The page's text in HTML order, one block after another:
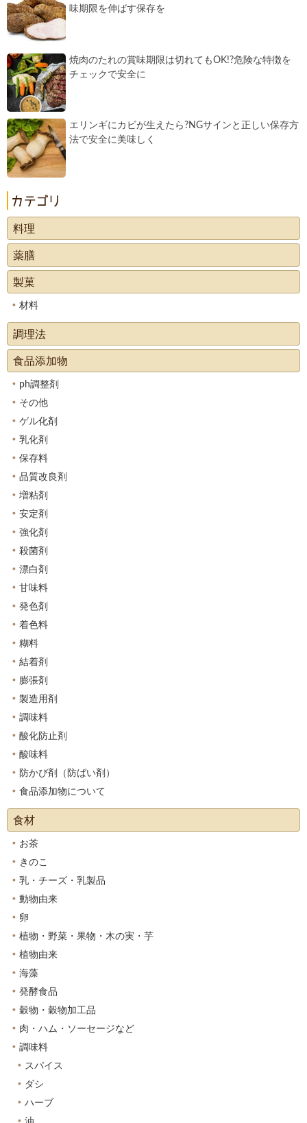
味期限を伸ばす保存を
焼肉のたれの賞味期限は切れてもOK!?危険な特徴を
チェックで安全に
エリンギにカビが生えたら?NGサインと正しい保存方
法で安全に美味しく
料理
薬膳
製菓
材料
調理法
食品添加物
ph調整剤
その他
ゲル化剤
乳化剤
保存料
品質改良剤
増粘剤
安定剤
強化剤
殺菌剤
漂白剤
甘味料
発色剤
着色料
糊料
結着剤
膨張剤
製造用剤
調味料
酸化防止剤
酸味料
防かび剤（防ばい剤）
食品添加物について
食材
お茶
きのこ
乳・チーズ・乳製品
動物由来
卵
植物・野菜・果物・木の実・芋
植物由来
海藻
発酵食品
穀物・穀物加工品
肉・ハム・ソーセージなど
調味料
スパイス
ダシ
ハーブ